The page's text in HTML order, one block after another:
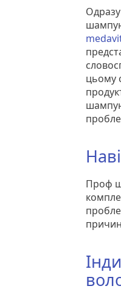
цьому
Проф